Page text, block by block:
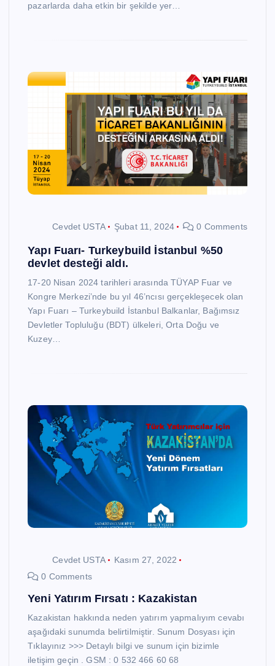
pazarlarda daha etkin bir şekilde yer…
Cevdet USTA Şubat 11, 2024 0 Comments
Yapı Fuarı- Turkeybuild İstanbul %50
devlet desteği aldı.
17-20 Nisan 2024 tarihleri arasında TÜYAP Fuar ve
Kongre Merkezi’nde bu yıl 46’ncısı gerçekleşecek olan
Yapı Fuarı – Turkeybuild İstanbul Balkanlar, Bağımsız
Devletler Topluluğu (BDT) ülkeleri, Orta Doğu ve
Kuzey…
Cevdet USTA
Kasım 27, 2022
0 Comments
Yeni Yatırım Fırsatı : Kazakistan
Kazakistan hakkında neden yatırım yapmalıyım cevabı
aşağıdaki sunumda belirtilmiştir. Sunum Dosyası için
Tıklayınız >>> Detaylı bilgi ve sunum için bizimle
iletişim geçin . GSM : 0 532 466 60 68